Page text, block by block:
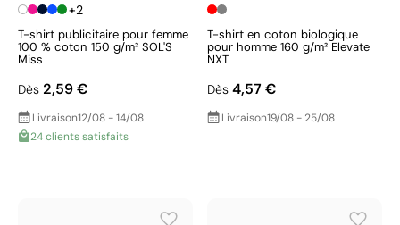
+2
T-shirt publicitaire pour femme
100 % coton 150 g/m² SOL'S
Miss
Dès 2,59 €
Livraison12/08 - 14/08
24 clients satisfaits
T-shirt en coton biologique
pour homme 160 g/m² Elevate
NXT
Dès 4,57 €
Livraison19/08 - 25/08